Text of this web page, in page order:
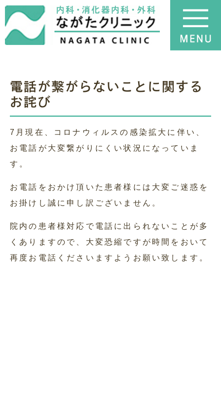
電話が繋がらないことに関する
お詫び
7月現在、コロナウィルスの感染拡大に伴い、
お電話が大変繋がりにくい状況になっていま
す。
お電話をおかけ頂いた患者様には大変ご迷惑を
お掛けし誠に申し訳ございません。
院内の患者様対応で電話に出られないことが多
くありますので、大変恐縮ですが時間をおいて
再度お電話くださいますようお願い致します。